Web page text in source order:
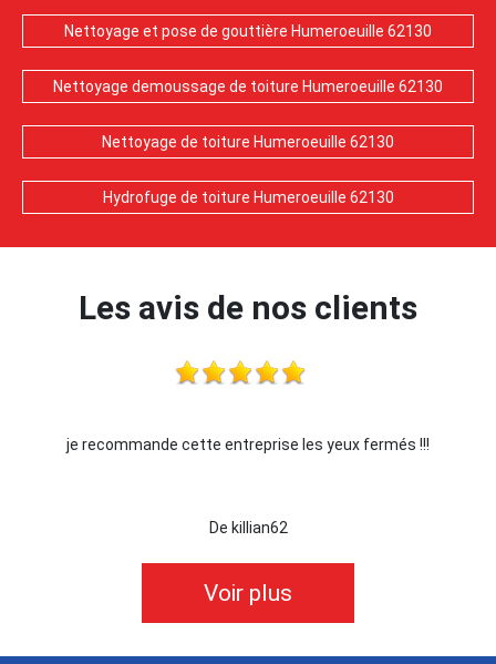
Nettoyage et pose de gouttière Humeroeuille 62130
Nettoyage demoussage de toiture Humeroeuille 62130
Nettoyage de toiture Humeroeuille 62130
Hydrofuge de toiture Humeroeuille 62130
Les avis de nos clients
yeux fermés !!! Je recommande !!
Voir plus